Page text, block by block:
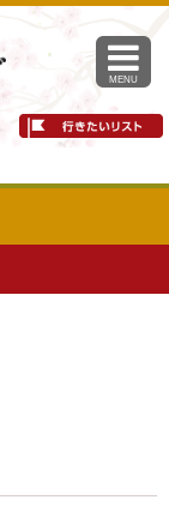
MENU